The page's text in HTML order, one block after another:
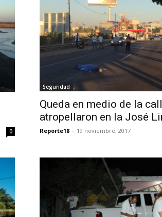
0
Seguridad
Queda en medio de la
atropellaron en la José
Reporte18 - 19 noviembre, 2017